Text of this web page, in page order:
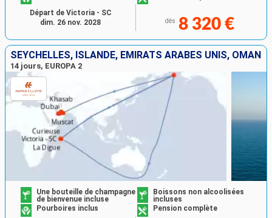
dès 8 320 €
Départ de Victoria - SC
dim. 26 nov. 2028
SEYCHELLES, ISLANDE, EMIRATS ARABES UNIS, OMAN
14 jours, EUROPA 2
Une bouteille de champagne
de bienvenue incluse
Boissons non alcoolisées
incluses
Pourboires inclus
Pension complète